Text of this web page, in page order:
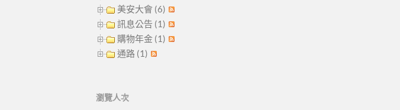
美安大會 (6)
訊息公告 (1)
購物年金 (1)
通路 (1)
瀏覽人次